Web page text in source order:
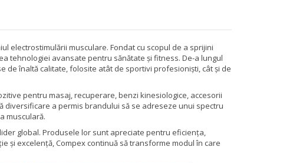
electrostimulării musculare. Fondat cu scopul de a sprijini
tehnologiei avansate pentru sănătate și fitness. De-a lungul
de înaltă calitate, folosite atât de sportivi profesioniști, cât și de
pentru masaj, recuperare, benzi kinesiologice, accesorii
diversificare a permis brandului să se adreseze unui spectru
musculară.
global. Produsele lor sunt apreciate pentru eficiența,
și excelență, Compex continuă să transforme modul în care